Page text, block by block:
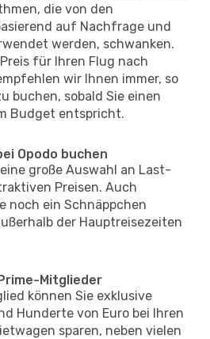
die von den
auf Nachfrage und
werden, schwanken.
für Ihren Flug nach
wir Ihnen immer, so
buchen, sobald Sie einen
Budget entspricht.
Opodo buchen
große Auswahl an Last-
Preisen. Auch
noch ein Schnäppchen
der Hauptreisezeiten
Mitglieder
können Sie exklusive
Hunderte von Euro bei Ihren
sparen, neben vielen